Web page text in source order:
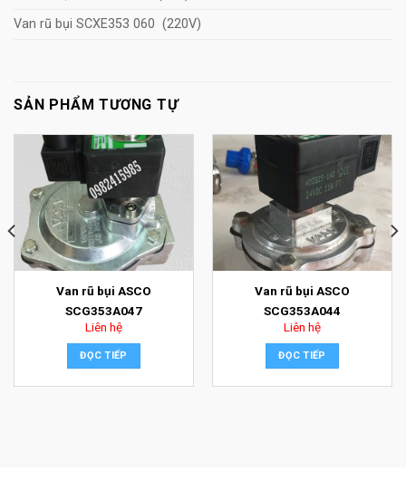
Van rũ bụi SCXE353 060 (220V)
SẢN PHẨM TƯƠNG TỰ
Van rũ bụi ASCO
SCG353A047
Liên hệ
ĐỌC TIẾP
Van rũ bụi ASCO
SCG353A044
Liên hệ
ĐỌC TIẾP